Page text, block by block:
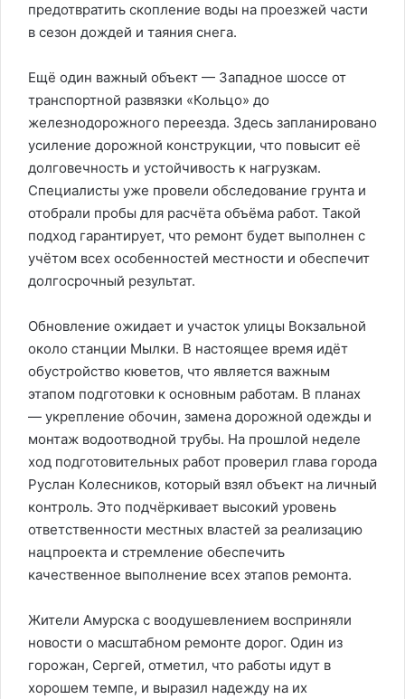
предотвратить скопление воды на проезжей части
в сезон дождей и таяния снега.
Ещё один важный объект — Западное шоссе от
транспортной развязки «Кольцо» до
железнодорожного переезда. Здесь запланировано
усиление дорожной конструкции, что повысит её
долговечность и устойчивость к нагрузкам.
Специалисты уже провели обследование грунта и
отобрали пробы для расчёта объёма работ. Такой
подход гарантирует, что ремонт будет выполнен с
учётом всех особенностей местности и обеспечит
долгосрочный результат.
Обновление ожидает и участок улицы Вокзальной
около станции Мылки. В настоящее время идёт
обустройство кюветов, что является важным
этапом подготовки к основным работам. В планах
— укрепление обочин, замена дорожной одежды и
монтаж водоотводной трубы. На прошлой неделе
ход подготовительных работ проверил глава города
Руслан Колесников, который взял объект на личный
контроль. Это подчёркивает высокий уровень
ответственности местных властей за реализацию
нацпроекта и стремление обеспечить
качественное выполнение всех этапов ремонта.
Жители Амурска с воодушевлением восприняли
новости о масштабном ремонте дорог. Один из
горожан, Сергей, отметил, что работы идут в
хорошем темпе, и выразил надежду на их